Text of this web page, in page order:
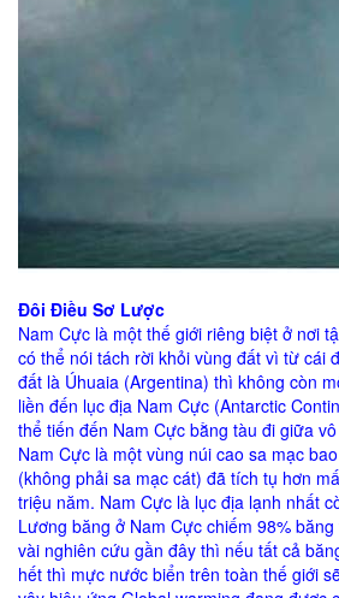
Đôi Điều Sơ Lược
Nam Cực là một thế giới riêng biệt ở nơi
có thể nói tách rời khỏi vùng đất vì từ cái
đất là Úhuaia (Argentina) thì không còn
liền đến lục địa Nam Cực (Antarctic
thể tiến đến Nam Cực bằng tàu đi giữa
Nam Cực là một vùng núi cao sa mạc
(không phải sa mạc cát) đã tích tụ hơn
triệu năm. Nam Cực là lục địa lạnh nhất
Lương băng ở Nam Cực chiếm 98%
vài nghiên cứu gần đây thì nếu tất cả
hết thì mực nước biển trên toàn thế giới